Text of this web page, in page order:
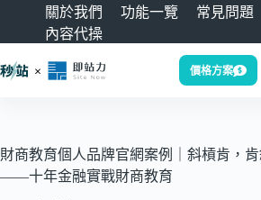
關於我們 功能一覽 常見問題
內容代操
價格方案
財商教育個人品牌官網案例｜斜槓肯，肯
——十年金融實戰財商教育